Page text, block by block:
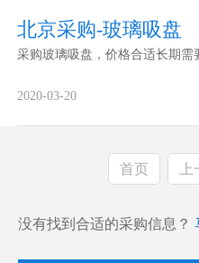
北京采购-玻璃吸盘
采购玻璃吸盘，价格合适长期需
2020-03-20
首页
没有找到合适的采购信息？